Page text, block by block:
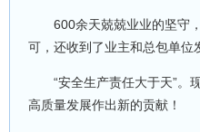
600余天兢兢业业的坚守
可，还收到了业主和总包单位
“安全生产责任大于天”。
高质量发展作出新的贡献！